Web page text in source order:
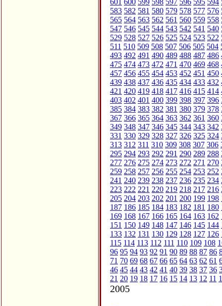
601 600 599 598 597 596 595 594
583 582 581 580 579 578 577 576
565 564 563 562 561 560 559 558
547 546 545 544 543 542 541 540
529 528 527 526 525 524 523 522
511 510 509 508 507 506 505 504
493 492 491 490 489 488 487 486
475 474 473 472 471 470 469 468
457 456 455 454 453 452 451 450
439 438 437 436 435 434 433 432
421 420 419 418 417 416 415 414
403 402 401 400 399 398 397 396
385 384 383 382 381 380 379 378
367 366 365 364 363 362 361 360
349 348 347 346 345 344 343 342
331 330 329 328 327 326 325 324
313 312 311 310 309 308 307 306
295 294 293 292 291 290 289 288
277 276 275 274 273 272 271 270
259 258 257 256 255 254 253 252
241 240 239 238 237 236 235 234
223 222 221 220 219 218 217 216
205 204 203 202 201 200 199 198
187 186 185 184 183 182 181 180
169 168 167 166 165 164 163 162
151 150 149 148 147 146 145 144
133 132 131 130 129 128 127 126
115 114 113 112 111 110 109 108
96 95 94 93 92 91 90 89 88 87 86
71 70 69 68 67 66 65 64 63 62 61
46 45 44 43 42 41 40 39 38 37 36
21 20 19 18 17 16 15 14 13 12 11
2005